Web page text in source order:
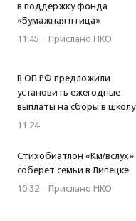
в поддержку фонда
«Бумажная птица»
11:45 · Прислано НКО
В ОП РФ предложили
установить ежегодные
выплаты на сборы в школу
11:24
Стихобиатлон «Км/вслух»
соберет семьи в Липецке
10:32 · Прислано НКО